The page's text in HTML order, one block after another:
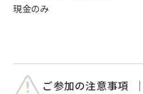
現金のみ
ご参加の注意事項